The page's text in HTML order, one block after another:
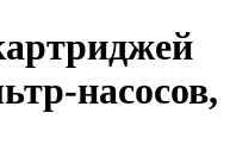
насосов,